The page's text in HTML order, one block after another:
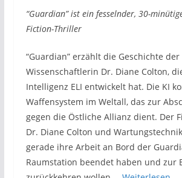
“Guardian” ist ein fesselnder, 30-
Fiction-Thriller
“Guardian” erzählt die Geschichte der
Wissenschaftlerin Dr. Diane Colton,
Intelligenz ELI entwickelt hat. Die KI
Waffensystem im Weltall, das zur
gegen die Östliche Allianz dient. Der
Dr. Diane Colton und
gerade ihre Arbeit an Bord der
Raumstation beendet haben und zur